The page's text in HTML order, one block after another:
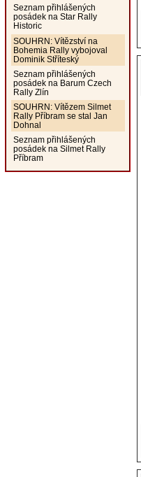
Seznam přihlášených
posádek na Star Rally
Historic
SOUHRN: Vítězství na
Bohemia Rally vybojoval
Dominik Stříteský
Seznam přihlášených
posádek na Barum Czech
Rally Zlín
SOUHRN: Vítězem Silmet
Rally Příbram se stal Jan
Dohnal
Seznam přihlášených
posádek na Silmet Rally
Příbram